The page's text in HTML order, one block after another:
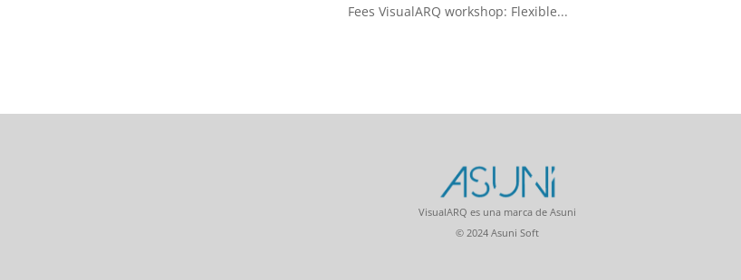
Fees VisualARQ workshop: Flexible...
VisualARQ es una marca de Asuni
© 2024 Asuni Soft